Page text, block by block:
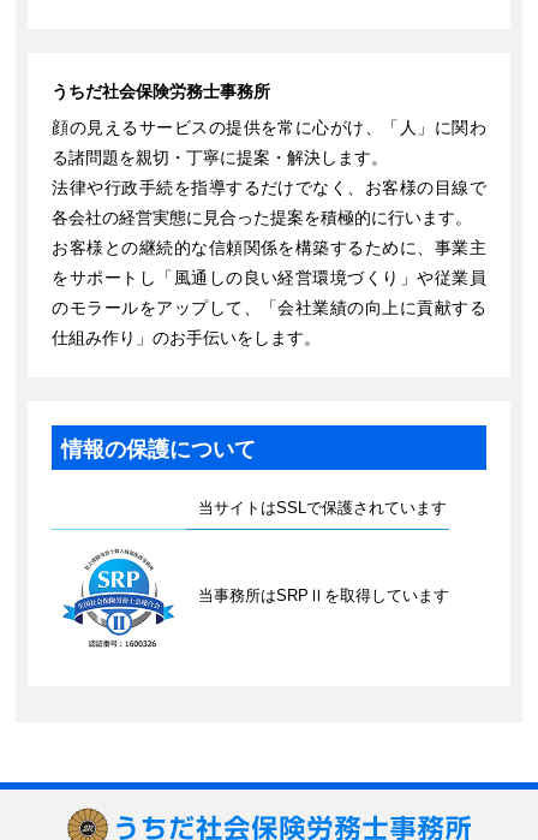
うちだ社会保険労務士事務所
顔の見えるサービスの提供を常に心がけ、「人」に関わ
る諸問題を親切・丁寧に提案・解決します。
法律や行政手続を指導するだけでなく、お客様の目線で
各会社の経営実態に見合った提案を積極的に行います。
お客様との継続的な信頼関係を構築するために、事業主
をサポートし「風通しの良い経営環境づくり」や従業員
のモラールをアップして、「会社業績の向上に貢献する
仕組み作り」のお手伝いをします。
情報の保護について
当サイトはSSLで保護されています
当事務所はSRPⅡを取得しています